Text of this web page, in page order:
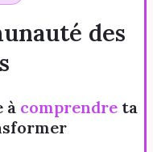
des
à comprendre ta